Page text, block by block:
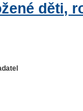
děti,